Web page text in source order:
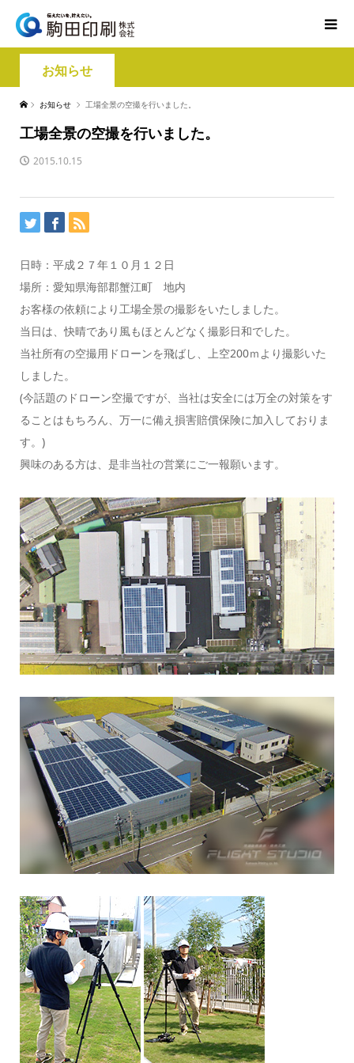
お知らせ
お知らせ 工場全景の空撮を行いました。
工場全景の空撮を行いました。
2015.10.15
日時：平成２７年１０月１２日
場所：愛知県海部郡蟹江町 地内
お客様の依頼により工場全景の撮影をいたしました。
当日は、快晴であり風もほとんどなく撮影日和でした。
当社所有の空撮用ドローンを飛ばし、上空200ｍより撮影いた
しました。
(今話題のドローン空撮ですが、当社は安全には万全の対策をす
ることはもちろん、万一に備え損害賠償保険に加入しておりま
す。)
興味のある方は、是非当社の営業にご一報願います。